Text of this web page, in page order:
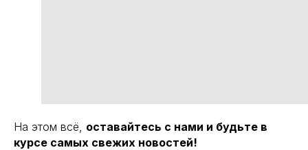
На этом всё, оставайтесь с нами и будьте в
курсе самых свежих новостей!